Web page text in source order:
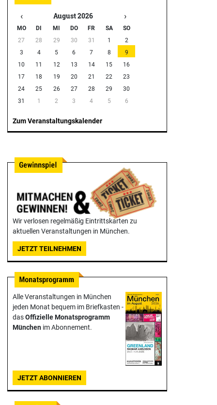
‹ August 2026 ›
MO DI MI DO FR SA
SO
27
28 29 30 31 1
2
3
4 5 6 7 8
9
10
11 12 13 14 15
16
17
18 19 20 21 22
23
24
25 26 27 28 29
30
31
1 2 3 4 5 6
Zum Veranstaltungskalender
Wir verlosen regelmäßig Eintrittskarten zu
aktuellen Veranstaltungen in München.
JETZT TEILNEHMEN
Alle Veranstaltungen in München
jeden Monat bequem im Briefkasten -
dasOffizielle Monats­programm
München im Abonnement.
JETZT ABONNIEREN